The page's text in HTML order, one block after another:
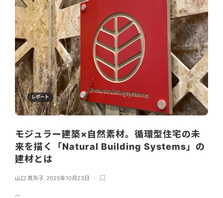
レポート
モジュラー建築×自然素材。循環型住宅の未
来を描く「Natural Building Systems」の
建材とは
山口 真矢子, 2025年10月23日
...